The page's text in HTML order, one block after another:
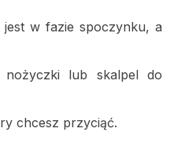
w fazie spoczynku, a
nożyczki lub skalpel do
chcesz przyciąć.